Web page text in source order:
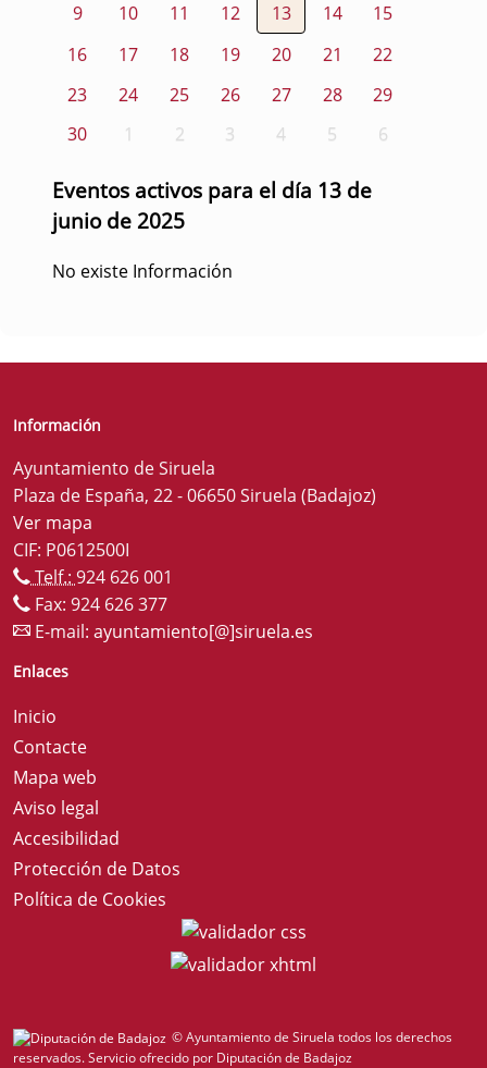
9
10 11 12 13 14
15
16
17 18 19 20 21
22
23
24 25 26 27 28
29
30
1 2 3 4 5 6
Eventos activos para el día 13 de
junio de 2025
No existe Información
Información
Ayuntamiento de Siruela
Plaza de España, 22 - 06650 Siruela (Badajoz)
Ver mapa
CIF: P0612500I
Telf.: 924 626 001
Fax: 924 626 377
E-mail: ayuntamiento[@]siruela.es
Enlaces
Inicio
Contacte
Mapa web
Aviso legal
Accesibilidad
Protección de Datos
Política de Cookies
© Ayuntamiento de Siruela todos los derechos
reservados.Servicio ofrecido por Diputación de Badajoz